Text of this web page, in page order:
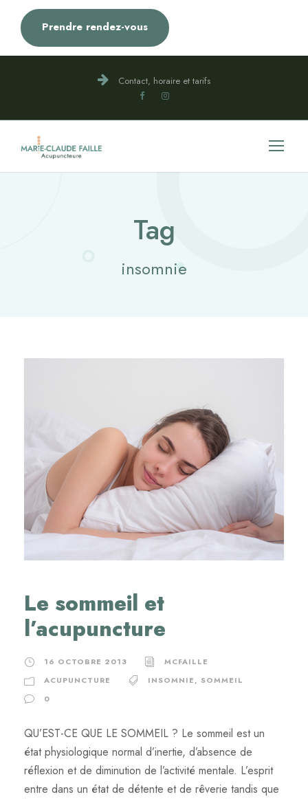
Prendre rendez-vous
Contact, horaire et tarifs
Tag
insomnie
Le sommeil et
l’acupuncture
16 OCTOBRE 2013
MCFAILLE
ACUPUNCTURE
INSOMNIE, SOMMEIL
0
QU’EST-CE QUE LE SOMMEIL ? Le sommeil est un
état physiologique normal d’inertie, d’absence de
réflexion et de diminution de l’activité mentale. L’esprit
entre dans un état de détente et de rêverie tandis que